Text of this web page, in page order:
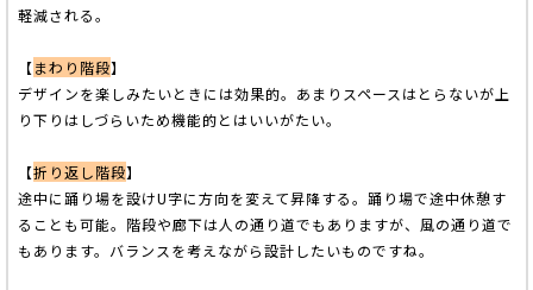
軽減される。
【まわり階段】
デザインを楽しみたいときには効果的。あまりスペースはとらないが上
り下りはしづらいため機能的とはいいがたい。
【折り返し階段】
途中に踊り場を設けU字に方向を変えて昇降する。踊り場で途中休憩す
ることも可能。階段や廊下は人の通り道でもありますが、風の通り道で
もあります。バランスを考えながら設計したいものですね。